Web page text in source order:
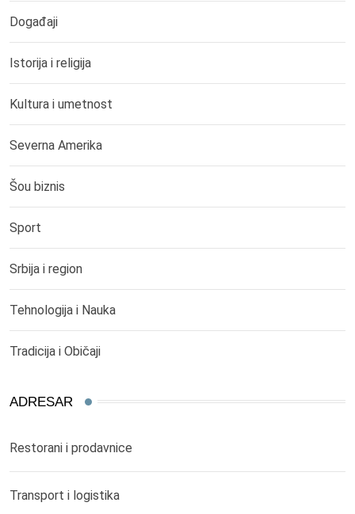
Događaji
Istorija i religija
Kultura i umetnost
Severna Amerika
Šou biznis
Sport
Srbija i region
Tehnologija i Nauka
Tradicija i Običaji
ADRESAR
Restorani i prodavnice
Transport i logistika